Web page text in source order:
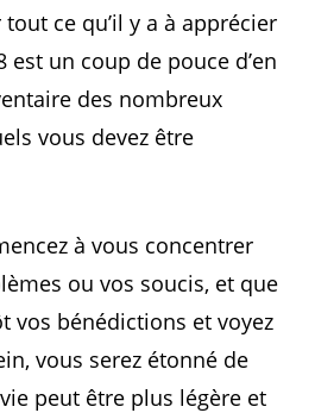
ce qu’il y a à apprécier
est un coup de pouce d’en
des nombreux
vous devez être
à vous concentrer
ou vos soucis, et que
vos bénédictions et voyez
vous serez étonné de
peut être plus légère et